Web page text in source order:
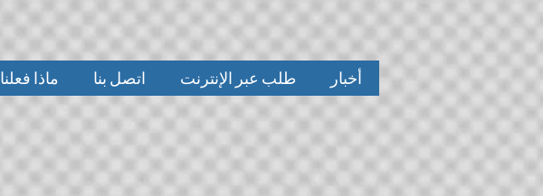
ماذا فعلنا اتصل بنا طلب عبر الإنترنت أخبار